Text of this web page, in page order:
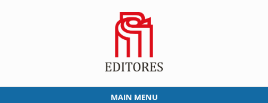
MAIN MENU